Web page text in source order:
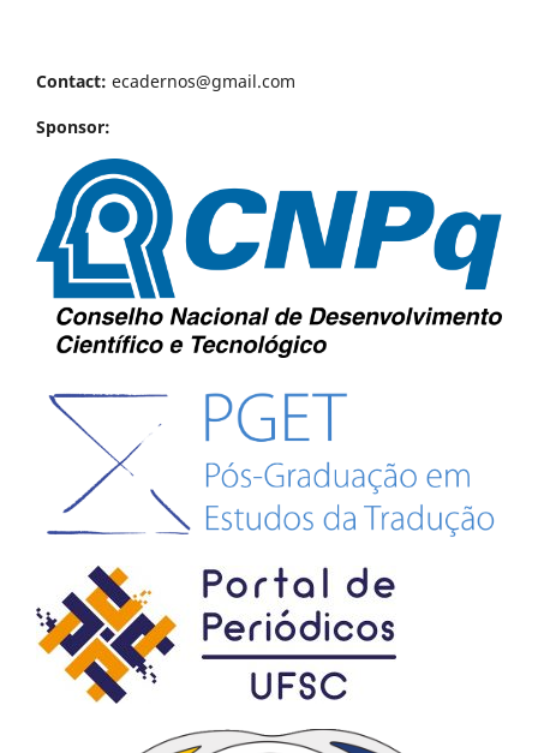
Contact: ecadernos@gmail.com
Sponsor: